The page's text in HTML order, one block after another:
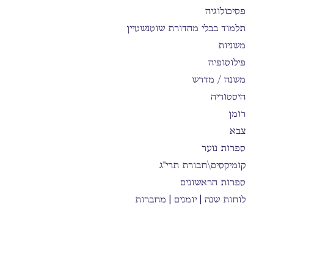
פסיכולוגיה
תלמוד בבלי מהדורת שוטנשטיין
משניות
פילוסופיה
משנה / מדרש
היסטוריה
רומן
צבא
ספרות נוער
קומיקסים\חבורת תרי"ג
ספרות הראשונים
לוחות שנה | יומנים | מחברות